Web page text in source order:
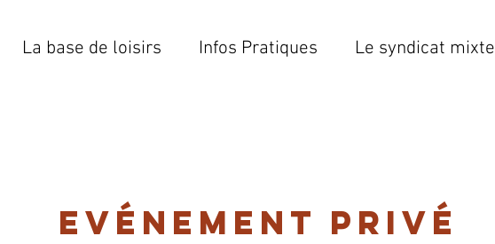
La base de loisirs Infos Pratiques Le syndicat mixte
Evénement privé